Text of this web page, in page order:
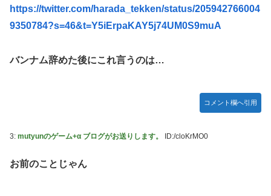
【遊戯王】「ドミナス・スパーク」ってそんなに強えのか？
【朗報】FFジジイ「FF7は衝撃的じゃった…」←これガチ本
【エヴァンゲリオン】 セガ「アヤナミレイ（仮称）‐プラグ
あなたは衛宮士郎の代わりに五次に挑むようです 第411話
【FF16】 「ファイナルファンタジー16」発売日が6/22に決
ご主人様？と私と 第68話
【朗報】 ほの暮らしの庭、100時間遊べてストーリーも面白
https://twitter.com/harada_tekken/status/205942766004
9350784?s=46&t=Y5iErpaKAY5j74UM0S9muA
バンナム辞めた後にこれ言うのは…
コメント欄へ引用
3: mutyunのゲーム+α ブログがお送りします。 ID:/cloKrMO0
お前のことじゃん